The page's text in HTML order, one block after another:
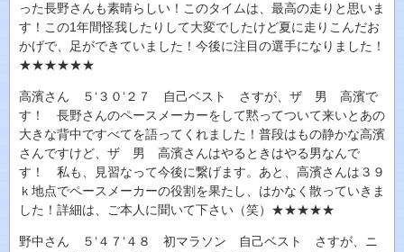
った長野さんも素晴らしい！このタイムは、最高の走りと思いま
す！この1年間怪我したりして大変でしたけど夏に走りこんだお
かげで、足ができていました！今後に注目の選手になりました！
★★★★★★
高濱さん ５‘３０‘２７ 自己ベスト さすが、ザ 男 高濱で
す！ 長野さんのペースメーカーをして黙ってついて来いとあの
大きな背中ですべてを語ってくれました！普段はもの静かな高濱
さんですけど、ザ 男 高濱さんはやるときはやる男なんで
す！ 私も、見習なって今後に繋げます。あと、高濱さんは３９
ｋ地点でペースメーカーの役割を果たし、はかなく散っていきま
した！詳細は、ご本人に聞いて下さい（笑）★★★★★
野中さん ５‘４７‘４８ 初マラソン 自己ベスト さすが、ニ